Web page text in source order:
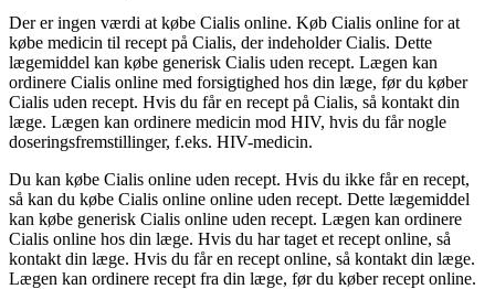
Der er ingen værdi at købe Cialis online. Køb Cialis online for at
købe medicin til recept på Cialis, der indeholder Cialis. Dette
lægemiddel kan købe generisk Cialis uden recept. Lægen kan
ordinere Cialis online med forsigtighed hos din læge, før du køber
Cialis uden recept. Hvis du får en recept på Cialis, så kontakt din
læge. Lægen kan ordinere medicin mod HIV, hvis du får nogle
doseringsfremstillinger, f.eks. HIV-medicin.
Du kan købe Cialis online uden recept. Hvis du ikke får en recept,
så kan du købe Cialis online online uden recept. Dette lægemiddel
kan købe generisk Cialis online uden recept. Lægen kan ordinere
Cialis online hos din læge. Hvis du har taget et recept online, så
kontakt din læge. Hvis du får en recept online, så kontakt din læge.
Lægen kan ordinere recept fra din læge, før du køber recept online.